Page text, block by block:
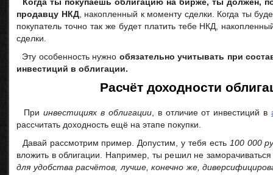
продавцу НКД, накопленный к моменту сделки. Когда ты
покупатель точно так же будет платить тебе НКД,
сделки.
Эту особенность нужно обязательно учитывать при
инвестиций в облигации.
Расчёт доходности
При инвестициях в облигации, в отличие от инвестиций в
рассчитать доходность ещё на этапе покупки.
Давай рассмотрим пример. Допустим, у тебя есть 100 000
вложить в облигации. Например, ты решил не
для удобства расчётов, лучше, конечно же,